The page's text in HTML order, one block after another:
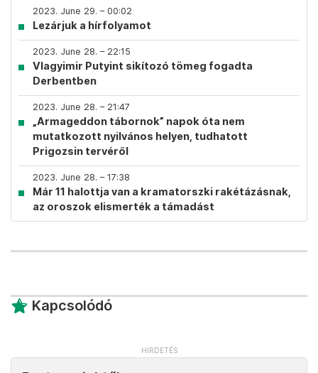
2023. June 29. – 00:02
Lezárjuk a hírfolyamot
2023. June 28. – 22:15
Vlagyimir Putyint sikítozó tömeg fogadta
Derbentben
2023. June 28. – 21:47
„Armageddon tábornok” napok óta nem
mutatkozott nyilvános helyen, tudhatott
Prigozsin tervéről
2023. June 28. – 17:38
Már 11 halottja van a kramatorszki rakétázásnak,
az oroszok elismerték a támadást
Kapcsolódó